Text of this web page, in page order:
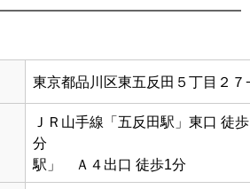
東京都品川区東五反田５丁目２
ＪＲ山手線「五反田駅」東口 徒
分 都営浅草
駅」 Ａ４出口 徒歩1分